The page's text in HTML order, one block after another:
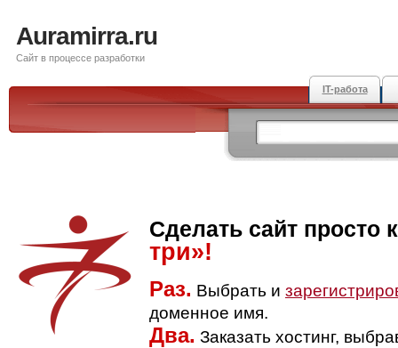
Auramirra.ru
Сайт в процессе разработки
IT-работа
Сделать сайт просто
три»!
Раз. Выбрать и
доменное имя.
Два. Заказать хостинг,